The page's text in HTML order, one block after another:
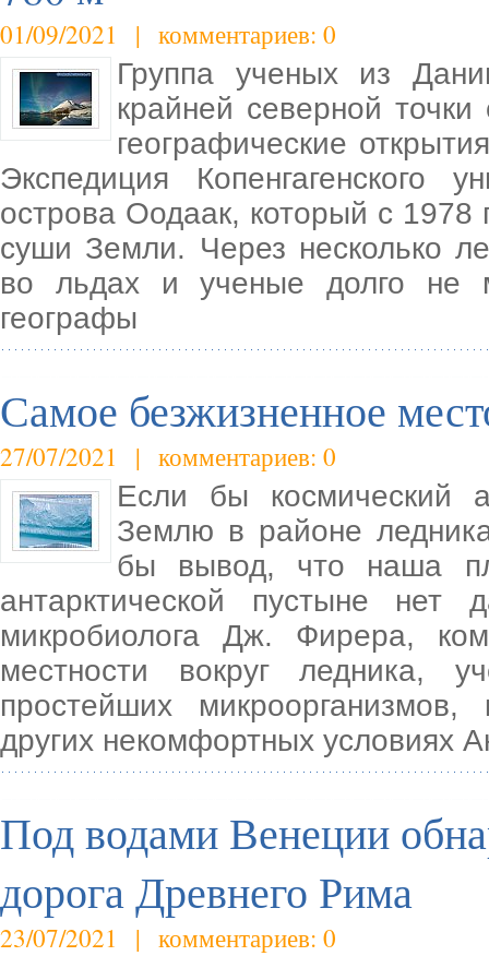
01/09/2021 | комментариев: 0
Группа ученых из
крайней северной
географические
Экспедиция Копенгагенского
острова Оодаак, который с 1978
суши Земли. Через несколько
во льдах и ученые долго не
географы
Самое безжизненное
27/07/2021 | комментариев: 0
Если бы космический
Землю в районе
бы вывод, что наша
антарктической пустыне нет
микробиолога Дж. Фирера,
местности вокруг ледника,
простейших
других некомфортных условиях
Под водами Венеции
дорога Древнего Рима
23/07/2021 | комментариев: 0